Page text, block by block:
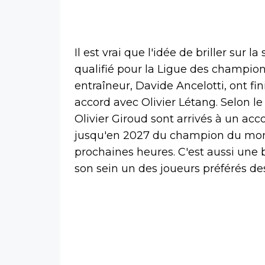
Il est vrai que l'idée de briller sur la
qualifié pour la Ligue des
entraîneur, Davide Ancelotti, ont
accord avec Olivier Létang. Selon
Olivier Giroud sont arrivés à un
jusqu'en 2027 du champion du
prochaines heures. C'est aussi
son sein un des joueurs préférés